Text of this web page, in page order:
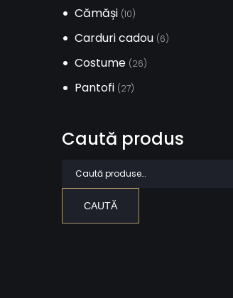
Cămăși (10)
Carduri cadou (6)
Costume (26)
Pantofi (27)
Caută produs
Caută după:
CAUTĂ